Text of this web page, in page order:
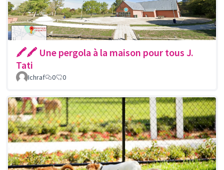
🖍🖍 Une pergola à la maison pour tous J.
Tati
Ichraf 0 0